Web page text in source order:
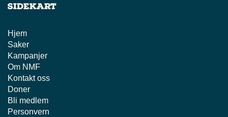
Sidekart
Hjem
Saker
Kampanjer
Om NMF
Kontakt oss
Doner
Bli medlem
Personvern